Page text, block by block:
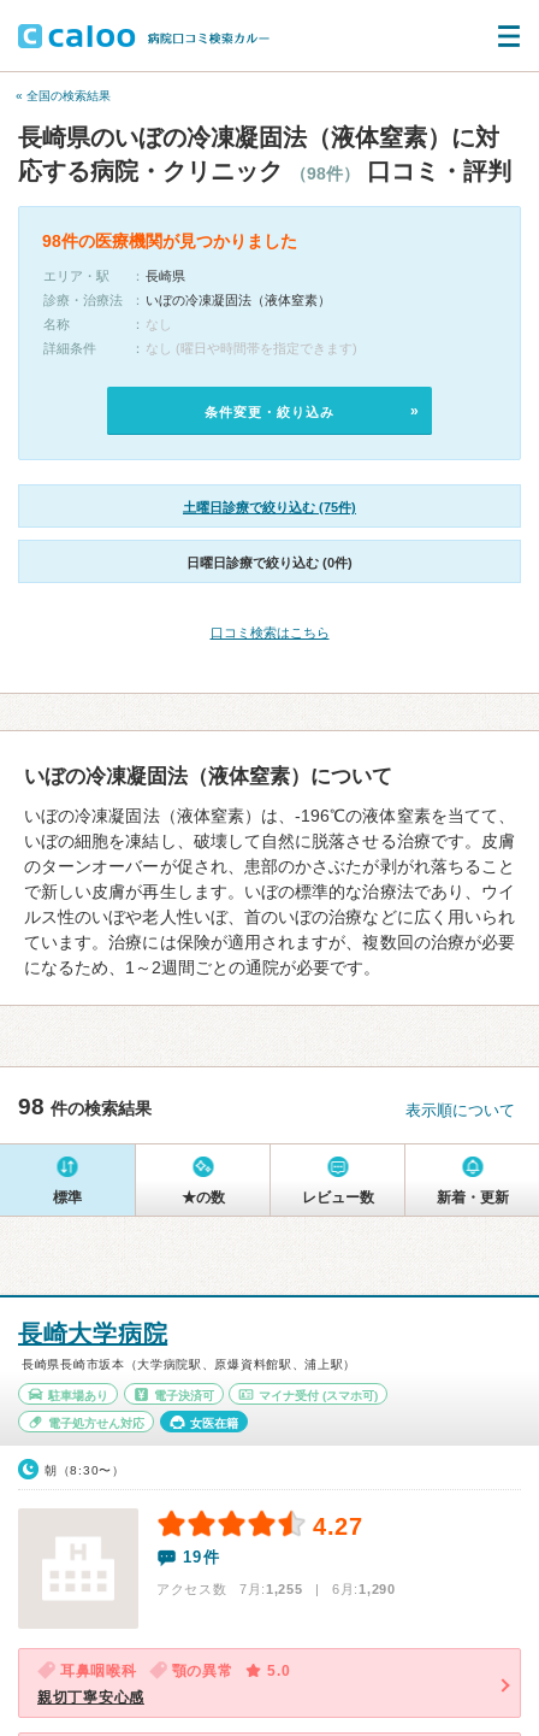
« 全国の検索結果
長崎県のいぼの冷凍凝固法（液体窒素）に対
応する病院・クリニック
（98件） 口コミ・評判
98件の医療機関が見つかりました
エリア・駅
長崎県
診療・治療法
いぼの冷凍凝固法（液体窒素）
名称
なし
詳細条件
なし (曜日や時間帯を指定できます)
条件変更・絞り込み
土曜日診療で絞り込む (75件)
日曜日診療で絞り込む (0件)
口コミ検索はこちら
いぼの冷凍凝固法（液体窒素）について
いぼの冷凍凝固法（液体窒素）は、-196℃の液体窒素を当てて、
いぼの細胞を凍結し、破壊して自然に脱落させる治療です。皮膚
のターンオーバーが促され、患部のかさぶたが剥がれ落ちること
で新しい皮膚が再生します。いぼの標準的な治療法であり、ウイ
ルス性のいぼや老人性いぼ、首のいぼの治療などに広く用いられ
ています。治療には保険が適用されますが、複数回の治療が必要
になるため、1～2週間ごとの通院が必要です。
98 件の検索結果 表示順について
標準 ★の数 レビュー数 新着・更新
長崎大学病院
長崎県長崎市坂本（大学病院駅、原爆資料館駅、浦上駅）
駐車場あり 電子決済可 マイナ受付 (スマホ可)
電子処方せん対応 女医在籍
朝（8:30〜）
4.27
19件
アクセス数 7月:1,255 | 6月:1,290
耳鼻咽喉科 顎の異常
5.0
親切丁寧安心感